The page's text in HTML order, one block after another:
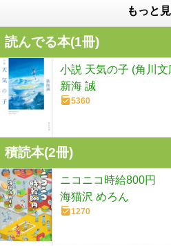
もっと
読んでる本(1冊)
小説 天気の子 (角川文
新海 誠
5360
積読本(2冊)
ニコニコ時給800円
海猫沢 めろん
1270